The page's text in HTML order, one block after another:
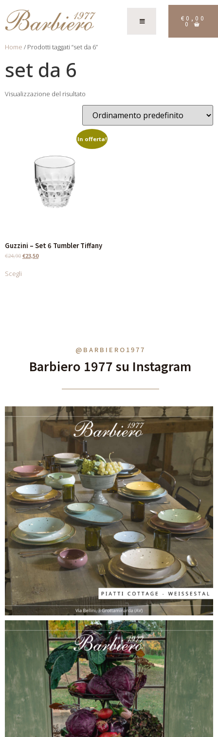
€ 0,00
0
Home / Prodotti taggati “set da 6”
set da 6
Visualizzazione del risultato
In offerta!
Guzzini – Set 6 Tumbler Tiffany
€24,90 €23,50
Scegli
@BARBIERO1977
Barbiero 1977 su Instagram